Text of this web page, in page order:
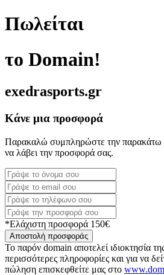
Πωλείται
το Domain!
exedrasports.gr
Κάνε μια προσφορά
Παρακαλώ συμπληρώστε την
να λάβει την προσφορά σας.
*Ελάχιστη προσφορά 150€
Αποστολή προσφοράς
Το παρόν domain αποτελεί ιδιοκτησία
περισσότερες πληροφορίες και για να
πώληση επισκεφθείτε μας στο